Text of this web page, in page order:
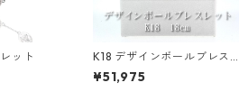
ット
K18 デザインボールブレス
ット 1.8〜2.7mm
¥51,975